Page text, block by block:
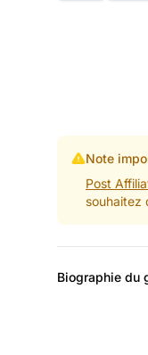
Note
Post
souhaitez
Biographie du